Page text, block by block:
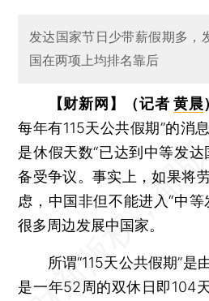
发达国家节日少带薪假期多，
国在两项上均排名靠后
【财新网】（记者 黄晨
每年有115天公共假期”的消
是休假天数“已达到中等发
备受争议。事实上，如果将
虑，中国非但不能进入“中
很多周边发展中国家。
所谓“115天公共假期”是
是一年52周的双休日即104